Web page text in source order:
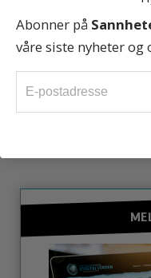
Sannheten om
Abonner på
våre siste nyheter